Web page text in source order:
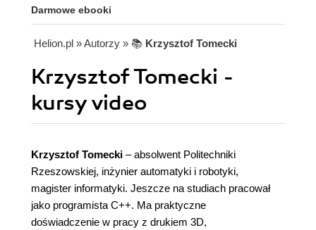
Darmowe ebooki
Helion.pl » Autorzy » 📚 Krzysztof Tomecki
Krzysztof Tomecki -
kursy video
Krzysztof Tomecki – absolwent Politechniki
Rzeszowskiej, inżynier automatyki i robotyki,
magister informatyki. Jeszcze na studiach pracował
jako programista C++. Ma praktyczne
doświadczenie w pracy z drukiem 3D,